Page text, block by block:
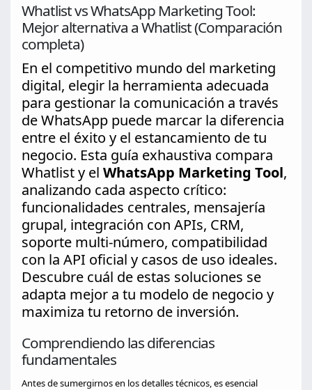
Whatlist vs WhatsApp Marketing Tool:
Mejor alternativa a Whatlist (Comparación
completa)
En el competitivo mundo del marketing
digital, elegir la herramienta adecuada
para gestionar la comunicación a través
de WhatsApp puede marcar la diferencia
entre el éxito y el estancamiento de tu
negocio. Esta guía exhaustiva compara
Whatlist y el WhatsApp Marketing Tool,
analizando cada aspecto crítico:
funcionalidades centrales, mensajería
grupal, integración con APIs, CRM,
soporte multi-número, compatibilidad
con la API oficial y casos de uso ideales.
Descubre cuál de estas soluciones se
adapta mejor a tu modelo de negocio y
maximiza tu retorno de inversión.
Comprendiendo las diferencias
fundamentales
Antes de sumergirnos en los detalles técnicos, es esencial